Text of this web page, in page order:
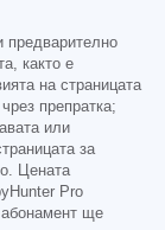
предварително
както е
на страницата
препратка;
или
за
Цената
Pro
абонамент ще